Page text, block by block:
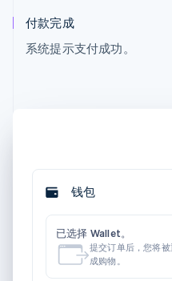
付款完成
系统提示支付成功。
钱包
已选择 Wallet。
提交订单后，您将
成购物。